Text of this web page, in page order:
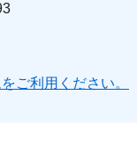
ご利用ください。